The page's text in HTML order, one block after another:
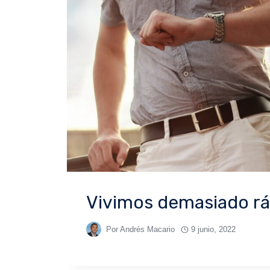
Vivimos demasiado
Por Andrés Macario 9 junio, 2022